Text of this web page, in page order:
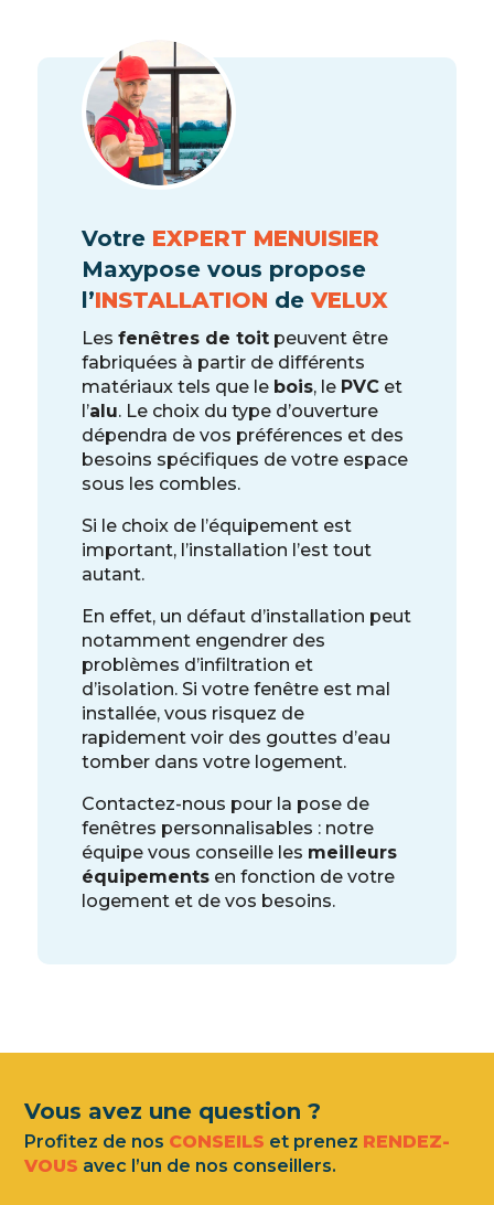
Votre EXPERT MENUISIER
Maxypose vous propose
l’INSTALLATION de VELUX
Les fenêtres de toitpeuvent être
fabriquées à partir de différents
matériaux tels que le bois, le PVCet
l’alu. Le choix du type d’ouverture
dépendra de vos préférences et des
besoins spécifiques de votre espace
sous les combles.
Si le choix de l’équipement est
important, l’installation l’est tout
autant.
En effet, un défaut d’installation peut
notamment engendrer des
problèmes d’infiltration et
d’isolation. Si votre fenêtre est mal
installée, vous risquez de
rapidement voir des gouttes d’eau
tomber dans votre logement.
Contactez-nous pour la pose de
fenêtres personnalisables : notre
équipe vous conseille les meilleurs
équipementsen fonction de votre
logement et de vos besoins.
Vous avez une question ?
Profitez de nos CONSEILS et prenez RENDEZ-
VOUS avec l’un de nos conseillers.